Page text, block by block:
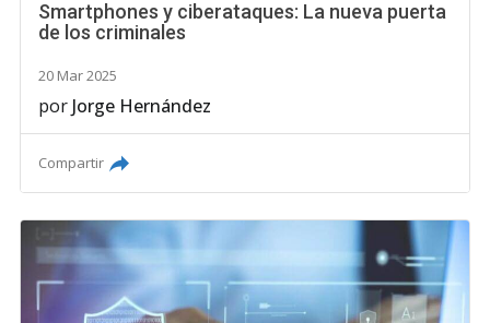
Smartphones y ciberataques: La nueva puerta
de los criminales
20 Mar 2025
por Jorge Hernández
Compartir